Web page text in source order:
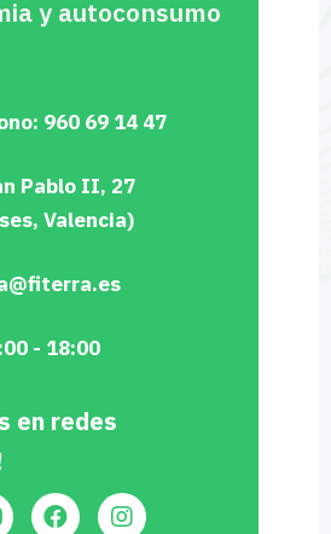
y autoconsumo
960 69 14 47
Pablo II, 27
Valencia)
- 18:00
en redes